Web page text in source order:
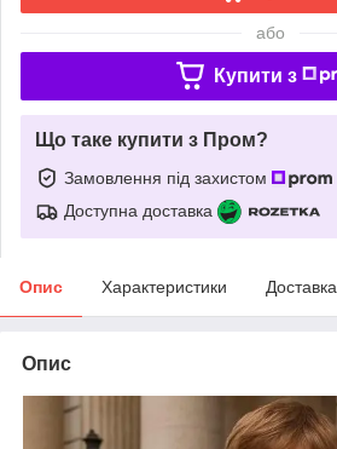
або
Купити з
Що таке купити з Пром?
Замовлення під захистом
Доступна доставка
Опис Характеристики Доставка
Опис